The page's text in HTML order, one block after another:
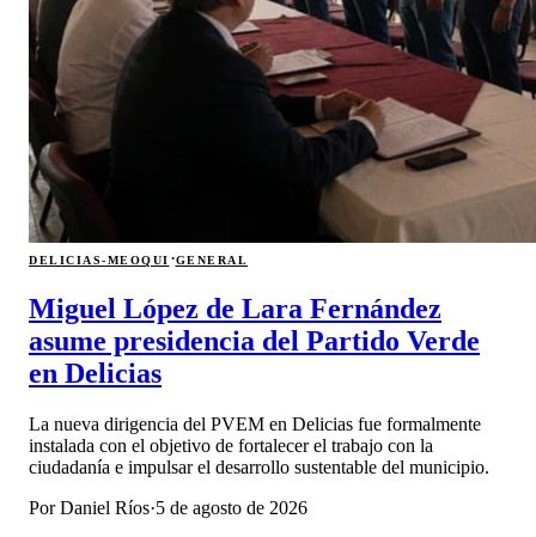
DELICIAS-MEOQUI ·GENERAL
Miguel López de Lara Fernández
asume presidencia del Partido Verde
en Delicias
La nueva dirigencia del PVEM en Delicias fue formalmente
instalada con el objetivo de fortalecer el trabajo con la
ciudadanía e impulsar el desarrollo sustentable del municipio.
PorDaniel Ríos·5 de agosto de 2026